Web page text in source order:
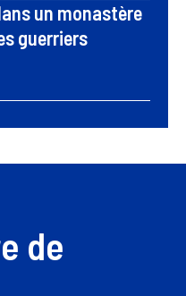
un monastère
guerriers
de